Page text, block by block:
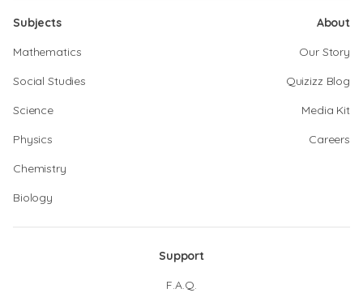
Subjects
Mathematics
Social Studies
Science
Physics
Chemistry
Biology
About
Our Story
Quizizz Blog
Media Kit
Careers
Support
F.A.Q.